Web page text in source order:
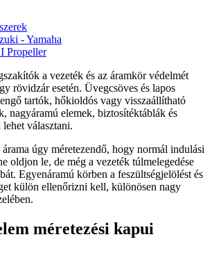
- Yamaha
Propeller
a vezeték és az áramkör védelmét
rövidzár esetén. Üvegcsöves és lapos
tartók, hőkioldós vagy visszaállítható
nagyáramú elemek, biztosítéktáblák és
választani.
úgy méretezendő, hogy normál indulási
oldjon le, de még a vezeték túlmelegedése
Egyenáramú körben a feszültségjelölést és
külön ellenőrizni kell, különösen nagy
méretezési kapui